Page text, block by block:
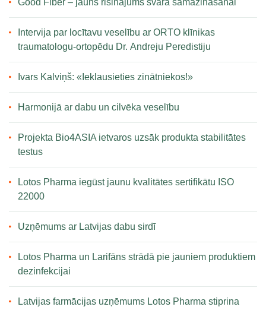
Good Fiber – jauns risinājums svara samazināšanai
Intervija par locītavu veselību ar ORTO klīnikas
traumatologu-ortopēdu Dr. Andreju Peredistiju
Ivars Kalviņš: «Ieklausieties zinātniekos!»
Harmonijā ar dabu un cilvēka veselību
Projekta Bio4ASIA ietvaros uzsāk produkta stabilitātes
testus
Lotos Pharma iegūst jaunu kvalitātes sertifikātu ISO
22000
Uzņēmums ar Latvijas dabu sirdī
Lotos Pharma un Larifāns strādā pie jauniem produktiem
dezinfekcijai
Latvijas farmācijas uzņēmums Lotos Pharma stiprina